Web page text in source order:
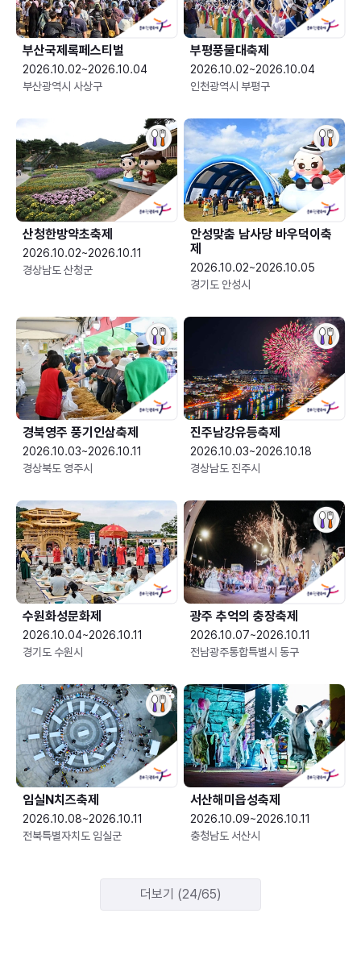
부산국제록페스티벌
2026.10.02~2026.10.04
부산광역시 사상구
부평풍물대축제
2026.10.02~2026.10.04
인천광역시 부평구
산청한방약초축제
2026.10.02~2026.10.11
경상남도 산청군
안성맞춤 남사당 바우덕이축
제
2026.10.02~2026.10.05
경기도 안성시
경북영주 풍기인삼축제
2026.10.03~2026.10.11
경상북도 영주시
진주남강유등축제
2026.10.03~2026.10.18
경상남도 진주시
수원화성문화제
2026.10.04~2026.10.11
경기도 수원시
광주 추억의 충장축제
2026.10.07~2026.10.11
전남광주통합특별시 동구
임실N치즈축제
2026.10.08~2026.10.11
전북특별자치도 임실군
서산해미읍성축제
2026.10.09~2026.10.11
충청남도 서산시
더보기 (24/65)